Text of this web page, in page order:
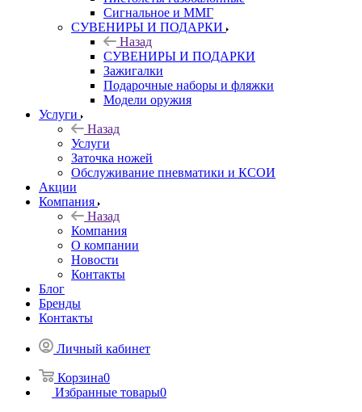
Сигнальное и ММГ
СУВЕНИРЫ И ПОДАРКИ
Назад
СУВЕНИРЫ И ПОДАРКИ
Зажигалки
Подарочные наборы и фляжки
Модели оружия
Услуги
Назад
Услуги
Заточка ножей
Обслуживание пневматики и КСОИ
Акции
Компания
Назад
Компания
О компании
Новости
Контакты
Блог
Бренды
Контакты
Личный кабинет
Корзина0
Избранные товары0